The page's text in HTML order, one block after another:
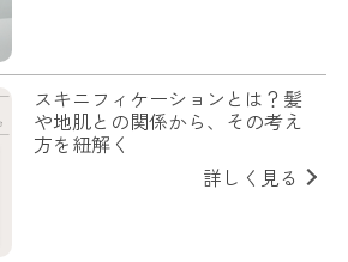
スキニフィケーションとは？髪
や地肌との関係から、その考え
方を紐解く
詳しく見る